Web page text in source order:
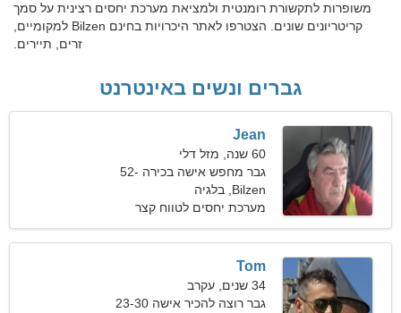
משופרות לתקשורת רומנטית ולמציאת מערכת יחסים רצינית על סמך
קריטריונים שונים. הצטרפו לאתר היכרויות בחינם Bilzen למקומיים,
זרים, תיירים.
גברים ונשים באינטרנט
Jean
60 שנה, מזל דלי
גבר מחפש אישה בכירה 52-
57
Bilzen, בלגיה
מערכת יחסים לטווח קצר
Tom
34 שנים, עקרב
גבר רוצה להכיר אישה 23-30